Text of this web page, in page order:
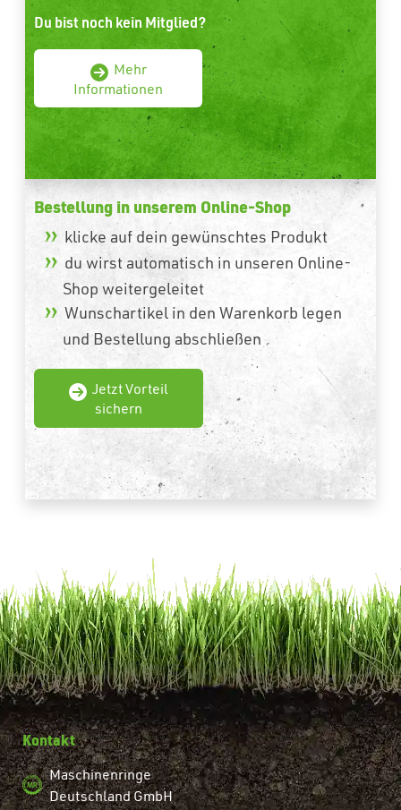
Du bist noch kein Mitglied?
Mehr
Informationen
Bestellung in unserem Online-Shop
klicke auf dein gewünschtes Produkt
du wirst automatisch in unseren Online-
Shop weitergeleitet
Wunschartikel in den Warenkorb legen
und Bestellung abschließen
Jetzt Vorteil
sichern
Kontakt
Maschinenringe
Deutschland GmbH